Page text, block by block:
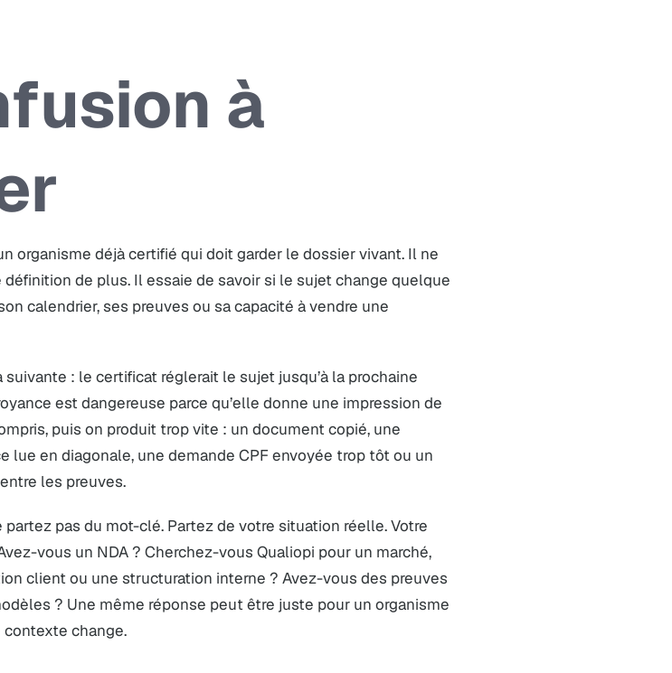
à
organisme déjà certifié qui doit garder le dossier vivant. Il ne
de plus. Il essaie de savoir si le sujet change quelque
calendrier, ses preuves ou sa capacité à vendre une
: le certificat réglerait le sujet jusqu’à la prochaine
est dangereuse parce qu’elle donne une impression de
puis on produit trop vite : un document copié, une
lue en diagonale, une demande CPF envoyée trop tôt ou un
les preuves.
pas du mot-clé. Partez de votre situation réelle. Votre
vous un NDA ? Cherchez-vous Qualiopi pour un marché,
client ou une structuration interne ? Avez-vous des preuves
? Une même réponse peut être juste pour un organisme
change.